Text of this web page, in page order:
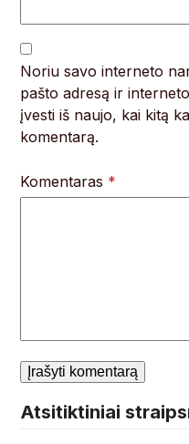
Noriu savo interneto
pašto adresą ir
įvesti iš naujo, kai kitą
komentarą.
Komentaras *
Atsitiktiniai